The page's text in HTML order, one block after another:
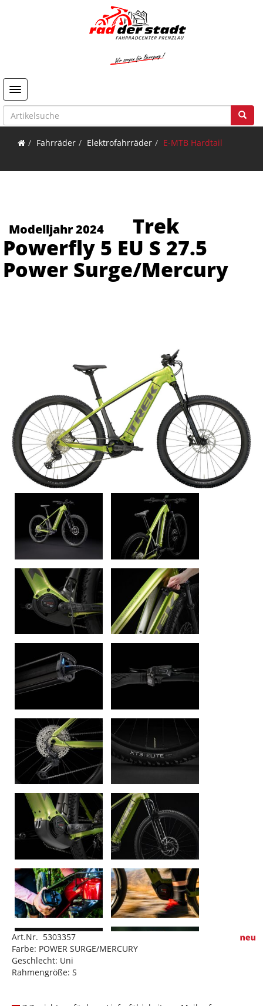
Toggle navigation
Fahrräder Elektrofahrräder E-MTB Hardtail
Modelljahr 2024
Trek
Powerfly 5 EU S 27.5
Power Surge/Mercury
Art.Nr. 5303357
Farbe: POWER SURGE/MERCURY
Geschlecht: Uni
Rahmengröße: S